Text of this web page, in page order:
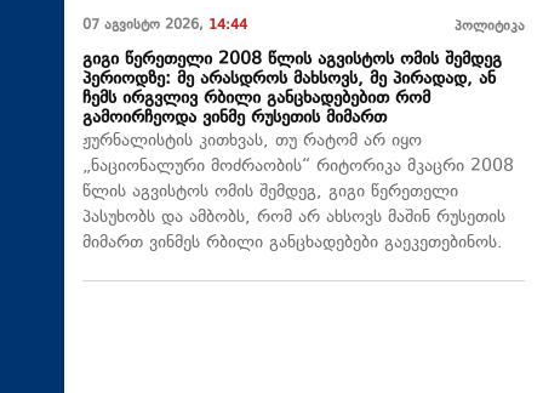
07 აგვისტო 2026, 14:44 პოლიტიკა
გიგი წერეთელი 2008 წლის აგვისტოს ომის შემდეგ
პერიოდზე: მე არასდროს მახსოვს, მე პირადად, ან
ჩემს ირგვლივ რბილი განცხადებებით რომ
გამოირჩეოდა ვინმე რუსეთის მიმართ
ჟურნალისტის კითხვას, თუ რატომ არ იყო
„ნაციონალური მოძრაობის“ რიტორიკა მკაცრი 2008
წლის აგვისტოს ომის შემდეგ, გიგი წერეთელი
პასუხობს და ამბობს, რომ არ ახსოვს მაშინ რუსეთის
მიმართ ვინმეს რბილი განცხადებები გაეკეთებინოს.